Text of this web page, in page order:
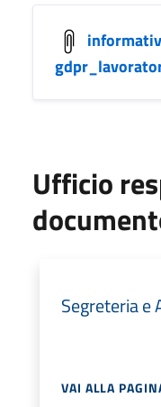
Ufficio
Segreteria e
VAI ALLA